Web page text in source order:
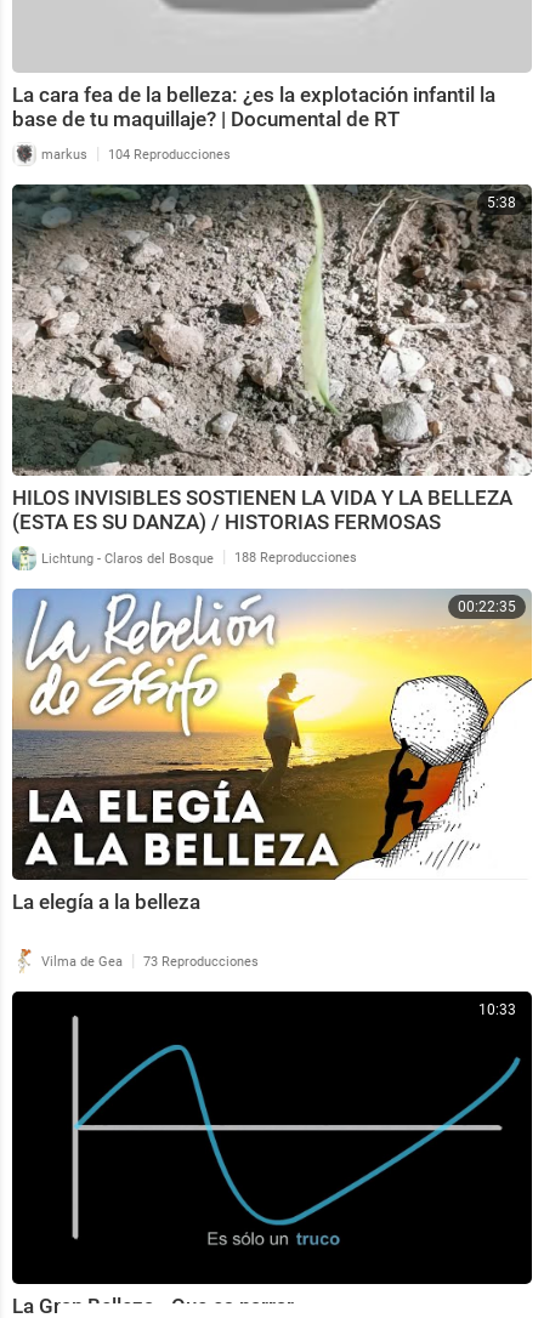
La cara fea de la belleza: ¿es la explotación infantil la
base de tu maquillaje? | Documental de RT
markus | 104 Reproducciones
5:38
HILOS INVISIBLES SOSTIENEN LA VIDA Y LA BELLEZA
(ESTA ES SU DANZA) / HISTORIAS FERMOSAS
Lichtung - Claros del Bosque | 188 Reproducciones
00:22:35
La elegía a la belleza
Vilma de Gea | 73 Reproducciones
10:33
La Gran Belleza - Que es narrar